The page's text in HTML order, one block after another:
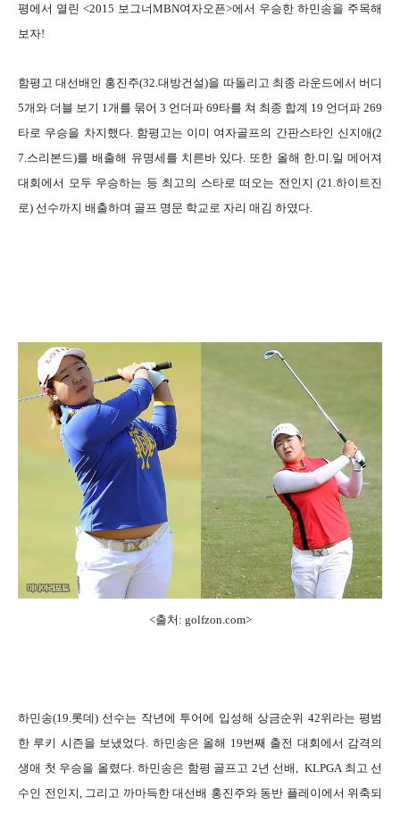
평에서 열린 <2015 보그너MBN여자오픈>에서 우승한 하민송을 주목해
보자!
함평고 대선배인 홍진주(32.대방건설)을 따돌리고 최종 라운드에서 버디
5개와 더블 보기 1개를 묶어 3 언더파 69타를 쳐 최종 합계 19 언더파 269
타로 우승을 차지했다. 함평고는 이미 여자골프의 간판스타인 신지애(2
7.스리본드)를 배출해 유명세를 치른바 있다. 또한 올해 한.미.일 메어져
대회에서 모두 우승하는 등 최고의 스타로 떠오는 전인지 (21.하이트진
로) 선수까지 배출하며 골프 명문 학교로 자리 매김 하였다.
<출처: golfzon.com>
하민송(19.롯데) 선수는 작년에 투어에 입성해 상금순위 42위라는 평범
한 루키 시즌을 보냈었다. 하민송은 올해 19번째 출전 대회에서 감격의
생애 첫 우승을 올렸다. 하민송은 함평 골프고 2년 선배, KLPGA 최고 선
수인 전인지, 그리고 까마득한 대선배 홍진주와 동반 플레이에서 위축되